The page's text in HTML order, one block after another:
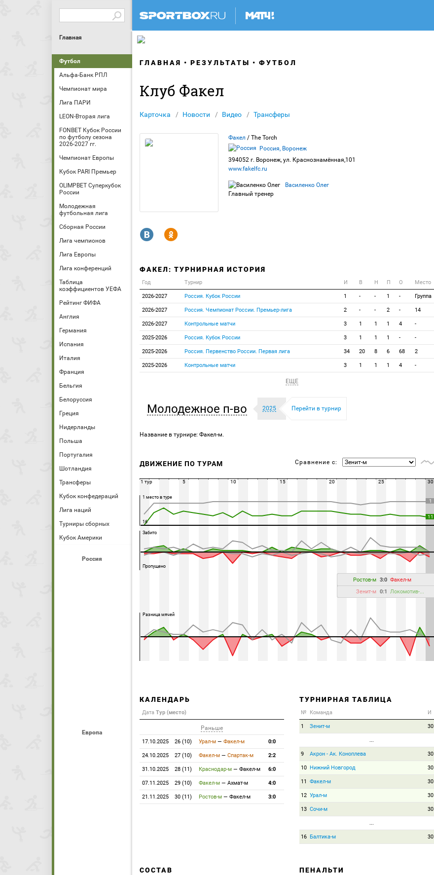
Главная
Футбол
Альфа-Банк РПЛ
Чемпионат мира
Лига ПАРИ
LEON-Вторая лига
FONBET Кубок России
по футболу сезона
2026-2027 гг.
Чемпионат Европы
Кубок PARI Премьер
OLIMPBET Суперкубок
России
Молодежная
футбольная лига
Сборная России
Лига чемпионов
Лига Европы
Лига конференций
Таблица
коэффициентов УЕФА
Рейтинг ФИФА
Англия
Германия
Испания
Италия
Франция
Бельгия
Белоруссия
Греция
Нидерланды
Польша
Португалия
Шотландия
Трансферы
Кубок конфедераций
Лига наций
Турниры сборных
Кубок Америки
Россия
Европа
ГЛАВНАЯ РЕЗУЛЬТАТЫ ФУТБОЛ
Клуб Факел
Карточка Новости Видео Трансферы
Факел / The Torch
Россия, Воронеж
394052 г. Воронеж, ул. Краснознамённая,101
www.fakelfc.ru
Василенко Олег
Главный тренер
R Y
ФАКЕЛ: ТУРНИРНАЯ ИСТОРИЯ
Год Турнир И В Н П О Место
2026-2027 Россия. Кубок России 1 - - 1 - Группа
2026-2027 Россия. Чемпионат России. Премьер-лига 2 - - 2 - 14
2026-2027 Контрольные матчи 3 1 1 1 4 -
2025-2026 Россия. Кубок России 3 1 1 1 - -
2025-2026 Россия. Первенство России. Первая лига 34 20 8 6 68 2
2025-2026 Контрольные матчи 3 1 1 1 4 -
ЕЩЕ
Молодежное п-во 2025 Перейти в турнир
Название в турнире: Факел-м.
ДВИЖЕНИЕ ПО ТУРАМ Сравнение с:
1
11
1 место в туре
16
Забито
Пропущено
Ростов-м 3:0 Факел-м
Зенит-м 0:1 Локомотив-...
Разница мячей
1 тур 5 10 15 20 25 30
КАЛЕНДАРЬ
Дата Тур (место)
Раньше
17.10.2025 26 (10) Урал-м — Факел-м 0:0
24.10.2025 27 (10) Факел-м — Спартак-м 2:2
31.10.2025 28 (11) Краснодар-м — Факел-м 6:0
07.11.2025 29 (10) Факел-м — Ахмат-м 4:0
21.11.2025 30 (11) Ростов-м — Факел-м 3:0
ТУРНИРНАЯ ТАБЛИЦА
№ Команда И
1 Зенит-м 30
...
9 Акрон - Ак. Коноплева 30
10 Нижний Новгород 30
11 Факел-м 30
12 Урал-м 30
13 Сочи-м 30
...
16 Балтика-м 30
СОСТАВ
ПЕНАЛЬТИ